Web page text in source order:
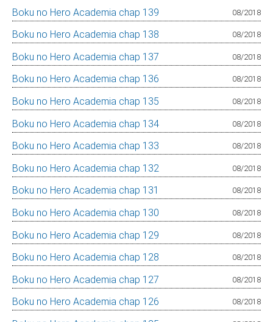
Boku no Hero Academia chap 139 08/2018
Boku no Hero Academia chap 138 08/2018
Boku no Hero Academia chap 137 08/2018
Boku no Hero Academia chap 136 08/2018
Boku no Hero Academia chap 135 08/2018
Boku no Hero Academia chap 134 08/2018
Boku no Hero Academia chap 133 08/2018
Boku no Hero Academia chap 132 08/2018
Boku no Hero Academia chap 131 08/2018
Boku no Hero Academia chap 130 08/2018
Boku no Hero Academia chap 129 08/2018
Boku no Hero Academia chap 128 08/2018
Boku no Hero Academia chap 127 08/2018
Boku no Hero Academia chap 126 08/2018